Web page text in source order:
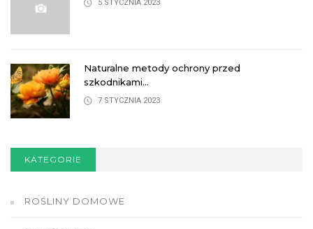
5 STYCZNIA 2023
Naturalne metody ochrony przed
szkodnikami...
7 STYCZNIA 2023
KATEGORIE
ROŚLINY DOMOWE